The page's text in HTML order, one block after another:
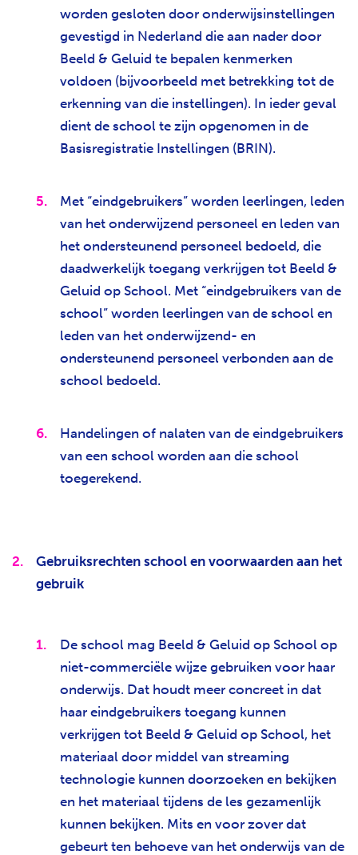
worden gesloten door onderwijsinstellingen
gevestigd in Nederland die aan nader door
Beeld & Geluid te bepalen kenmerken
voldoen (bijvoorbeeld met betrekking tot de
erkenning van die instellingen). In ieder geval
dient de school te zijn opgenomen in de
Basisregistratie Instellingen (BRIN).
Met “eindgebruikers” worden leerlingen, leden
van het onderwijzend personeel en leden van
het ondersteunend personeel bedoeld, die
daadwerkelijk toegang verkrijgen tot Beeld &
Geluid op School. Met “eindgebruikers van de
school” worden leerlingen van de school en
leden van het onderwijzend- en
ondersteunend personeel verbonden aan de
school bedoeld.
Handelingen of nalaten van de eindgebruikers
van een school worden aan die school
toegerekend.
Gebruiksrechten school en voorwaarden aan het
gebruik
De school mag Beeld & Geluid op School op
niet-commerciële wijze gebruiken voor haar
onderwijs. Dat houdt meer concreet in dat
haar eindgebruikers toegang kunnen
verkrijgen tot Beeld & Geluid op School, het
materiaal door middel van streaming
technologie kunnen doorzoeken en bekijken
en het materiaal tijdens de les gezamenlijk
kunnen bekijken. Mits en voor zover dat
gebeurt ten behoeve van het onderwijs van de